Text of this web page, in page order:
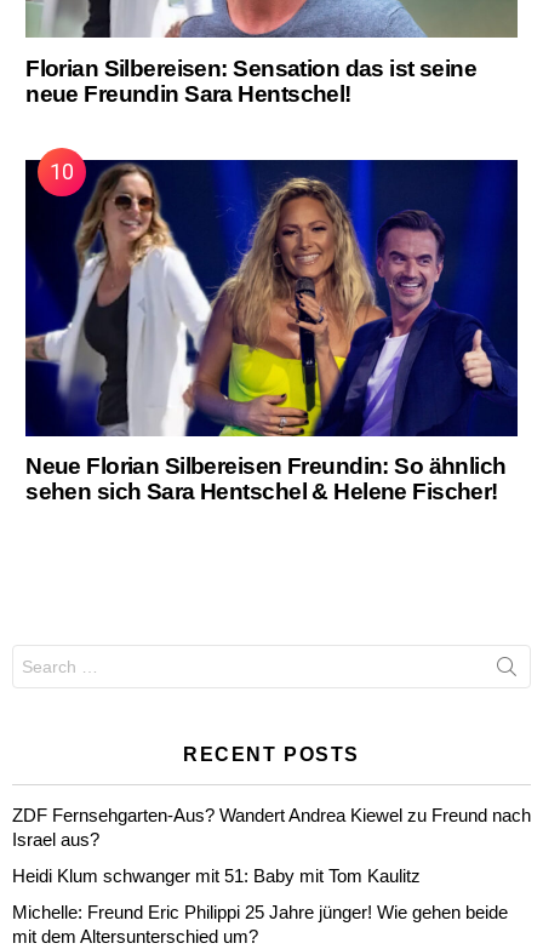
Florian Silbereisen: Sensation das ist seine
neue Freundin Sara Hentschel!
Neue Florian Silbereisen Freundin: So ähnlich
sehen sich Sara Hentschel & Helene Fischer!
for:
RECENT POSTS
ZDF Fernsehgarten-Aus? Wandert Andrea Kiewel zu Freund nach
Israel aus?
Heidi Klum schwanger mit 51: Baby mit Tom Kaulitz
Michelle: Freund Eric Philippi 25 Jahre jünger! Wie gehen beide
mit dem Altersunterschied um?